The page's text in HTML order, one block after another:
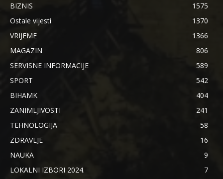
BIZNIS
1575
Ostale vijesti
1370
VRIJEME
1366
MAGAZIN
806
SERVISNE INFORMACIJE
589
SPORT
542
BIHAMK
404
ZANIMLJIVOSTI
241
TEHNOLOGIJA
58
ZDRAVLJE
16
NAUKA
9
LOKALNI IZBORI 2024.
7